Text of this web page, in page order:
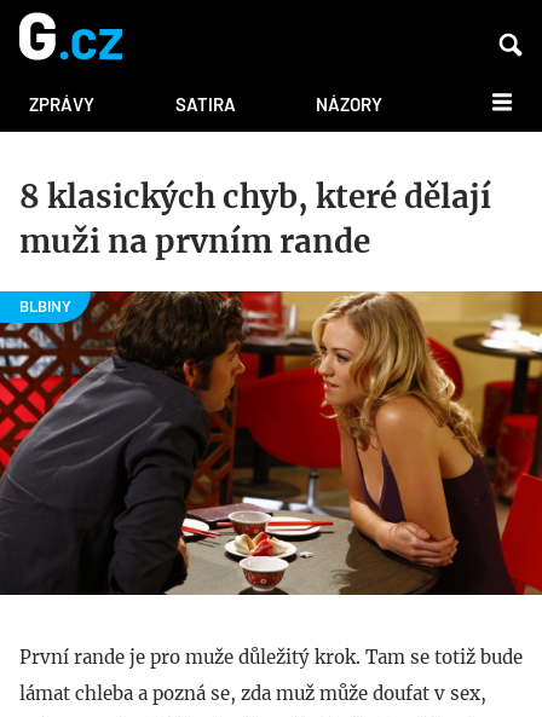
ZPRÁVY SATIRA NÁZORY DALŠÍ
8 klasických chyb, které dělají
muži na prvním rande
První rande je pro muže důležitý krok. Tam se totiž bude
lámat chleba a pozná se, zda muž může doufat v sex,